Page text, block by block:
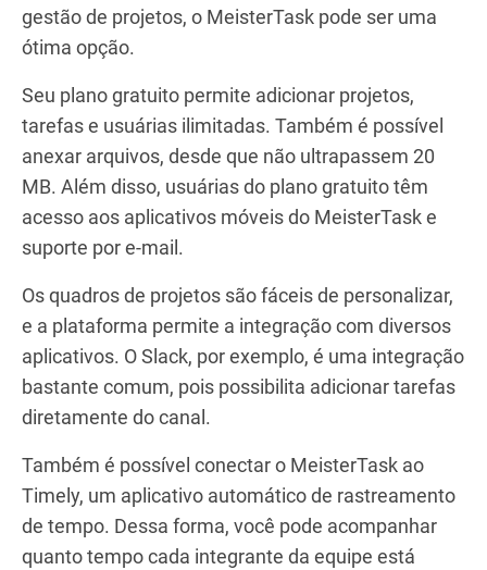
gestão de projetos, o MeisterTask pode ser uma
ótima opção.
Seu plano gratuito permite adicionar projetos,
tarefas e usuárias ilimitadas. Também é possível
anexar arquivos, desde que não ultrapassem 20
MB. Além disso, usuárias do plano gratuito têm
acesso aos aplicativos móveis do MeisterTask e
suporte por e-mail.
Os quadros de projetos são fáceis de personalizar,
e a plataforma permite a integração com diversos
aplicativos. O Slack, por exemplo, é uma integração
bastante comum, pois possibilita adicionar tarefas
diretamente do canal.
Também é possível conectar o MeisterTask ao
Timely, um aplicativo automático de rastreamento
de tempo. Dessa forma, você pode acompanhar
quanto tempo cada integrante da equipe está